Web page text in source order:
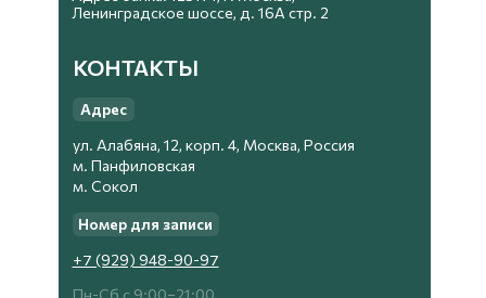
Ленинградское шоссе, д. 16А стр. 2
КОНТАКТЫ
ул. Алабяна, 12, корп. 4, Москва, Россия
м. Панфиловская
м. Сокол
+7 (929) 948-90-97
Пн-Сб с 9:00−21:00
Адрес
Номер для записи